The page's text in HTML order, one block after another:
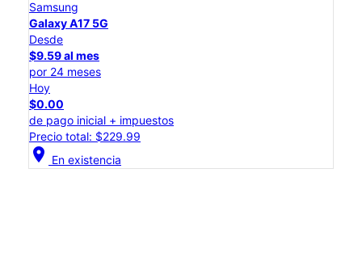
Samsung
Galaxy A17 5G
Desde
$9.59 al mes
por 24 meses
Hoy
$0.00
de pago inicial + impuestos
Precio total: $229.99
location_on En existencia